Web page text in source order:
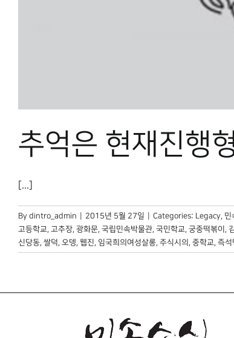
추억은 현재진행
[...]
By dintro_admin 2015년 5월 27일 Categories: Legacy, 민
고등학교, 고추장, 광화문, 국립민속박물관, 국민학교, 궁중떡볶이 ,
신당동, 쌀덕, 오뎅, 웹진, 임국희의여성살롱, 주식시의 , 중학교, 즉석